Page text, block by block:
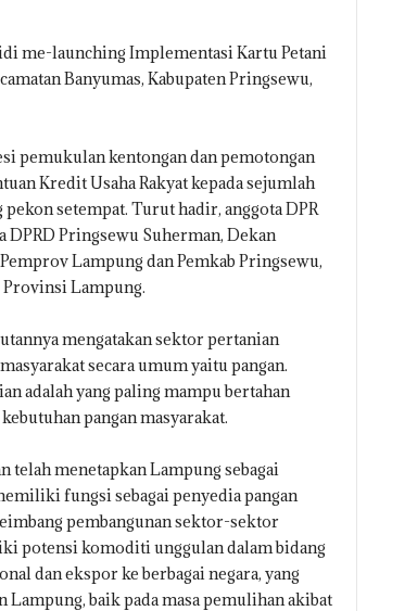
me-launching Implementasi Kartu Petani
Banyumas, Kabupaten Pringsewu,
pemukulan kentongan dan pemotongan
Kredit Usaha Rakyat kepada sejumlah
setempat. Turut hadir, anggota DPR
DPRD Pringsewu Suherman, Dekan
Lampung dan Pemkab Pringsewu,
Provinsi Lampung.
mengatakan sektor pertanian
secara umum yaitu pangan.
adalah yang paling mampu bertahan
pangan masyarakat.
menetapkan Lampung sebagai
fungsi sebagai penyedia pangan
pembangunan sektor-sektor
potensi komoditi unggulan dalam bidang
dan ekspor ke berbagai negara, yang
baik pada masa pemulihan akibat